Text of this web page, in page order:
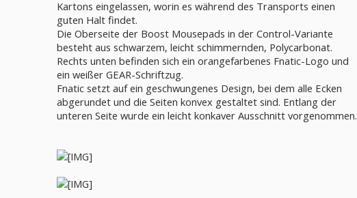
Kartons eingelassen, worin es während des Transports einen
guten Halt findet.
Die Oberseite der Boost Mousepads in der Control-Variante
besteht aus schwarzem, leicht schimmernden, Polycarbonat.
Rechts unten befinden sich ein orangefarbenes Fnatic-Logo und
ein weißer GEAR-Schriftzug.
Fnatic setzt auf ein geschwungenes Design, bei dem alle Ecken
abgerundet und die Seiten konvex gestaltet sind. Entlang der
unteren Seite wurde ein leicht konkaver Ausschnitt vorgenommen.